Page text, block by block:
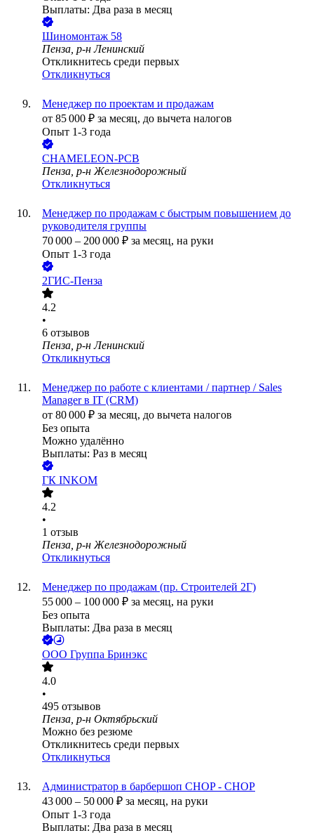
Выплаты: Два раза в месяц
Шиномонтаж 58
Пенза, р-н Ленинский
Откликнитесь среди первых
Откликнуться
Менеджер по проектам и продажам
от 85 000 ₽ за месяц, до вычета налогов
Опыт 1-3 года
CHAMELEON-PCB
Пенза, р-н Железнодорожный
Откликнуться
Менеджер по продажам с быстрым повышением до
руководителя группы
70 000 – 200 000 ₽ за месяц, на руки
Опыт 1-3 года
2ГИС-Пенза
4.2
•
6 отзывов
Пенза, р-н Ленинский
Откликнуться
Менеджер по работе с клиентами / партнер / Sales
Manager в IT (CRM)
от 80 000 ₽ за месяц, до вычета налогов
Без опыта
Можно удалённо
Выплаты: Раз в месяц
ГК INKOM
4.2
•
1 отзыв
Пенза, р-н Железнодорожный
Откликнуться
Менеджер по продажам (пр. Строителей 2Г)
55 000 – 100 000 ₽ за месяц, на руки
Без опыта
Выплаты: Два раза в месяц
ООО Группа Бринэкс
4.0
•
495 отзывов
Пенза, р-н Октябрьский
Можно без резюме
Откликнитесь среди первых
Откликнуться
Администратор в барбершоп CHOP - CHOP
43 000 – 50 000 ₽ за месяц, на руки
Опыт 1-3 года
Выплаты: Два раза в месяц